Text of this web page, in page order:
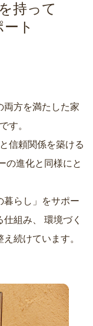
持って
ト
両方を満たした家
す。
信頼関係を築ける
暮らし」をサポー
組み、
続けています。